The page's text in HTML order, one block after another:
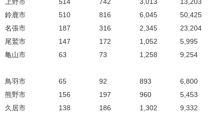
鈴鹿市
510 816 6,045 50,425
名張市
187 316 2,345 23,204
尾鷲市
147 172 1,052 5,995
亀山市
63 73 1,258 9,254
鳥羽市 65 92 893 6,800
熊野市
156 197 960 5,453
久居市
138 186 1,302 9,332